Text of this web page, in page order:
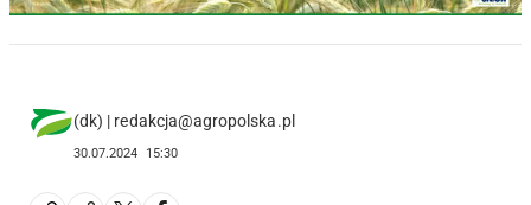
(dk) | redakcja@agropolska.pl
30.07.2024 15:30